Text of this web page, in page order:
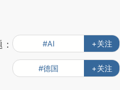
#AI +关注
#德国 +关注